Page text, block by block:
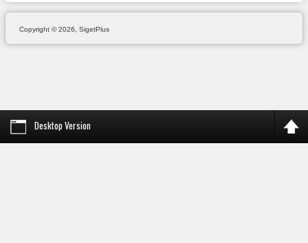
Copyright © 2026, SigetPlus
Desktop Version